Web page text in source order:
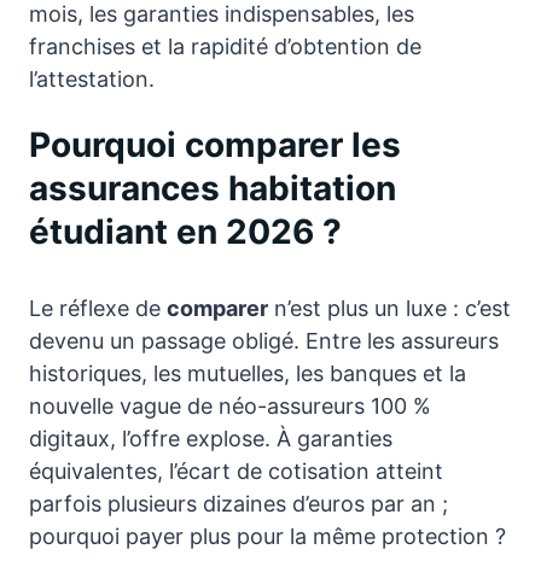
mois, les garanties indispensables, les
franchises et la rapidité d’obtention de
l’attestation.
Pourquoi comparer les
assurances habitation
étudiant en 2026 ?
Le réflexe de comparer n’est plus un luxe : c’est
devenu un passage obligé. Entre les assureurs
historiques, les mutuelles, les banques et la
nouvelle vague de néo-assureurs 100 %
digitaux, l’offre explose. À garanties
équivalentes, l’écart de cotisation atteint
parfois plusieurs dizaines d’euros par an ;
pourquoi payer plus pour la même protection ?